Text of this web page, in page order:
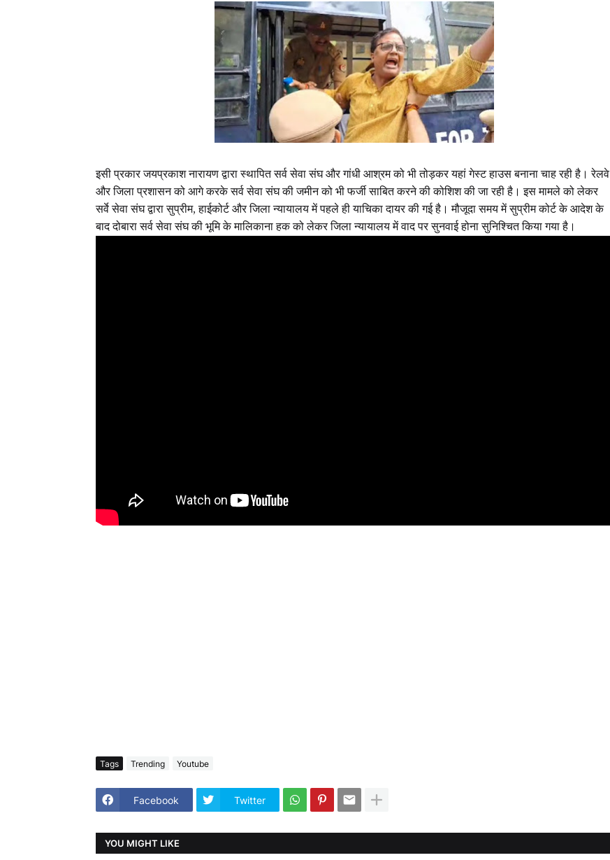
इसी प्रकार जयप्रकाश नारायण द्वारा स्थापित सर्व सेवा संघ और गांधी आश्रम को भी तोड़कर यहां गेस्ट हाउस बनाना चाह रही है। रेलवे
और जिला प्रशासन को आगे करके सर्व सेवा संघ की जमीन को भी फर्जी साबित करने की कोशिश की जा रही है। इस मामले को लेकर
सर्वे सेवा संघ द्वारा सुप्रीम, हाईकोर्ट और जिला न्यायालय में पहले ही याचिका दायर की गई है। मौजूदा समय में सुप्रीम कोर्ट के आदेश के
बाद दोबारा सर्व सेवा संघ की भूमि के मालिकाना हक को लेकर जिला न्यायालय में वाद पर सुनवाई होना सुनिश्चित किया गया है।
Tags Trending Youtube
Facebook Twitter
YOU MIGHT LIKE